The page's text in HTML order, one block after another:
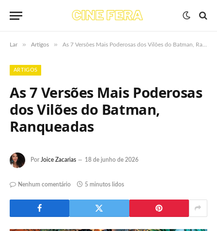
Lar » Artigos » As 7 Versões Mais Poderosas dos Vilões do Batman, Ranqueadas
ARTIGOS
As 7 Versões Mais Poderosas
dos Vilões do Batman,
Ranqueadas
Por Joice Zacarias 18 de junho de 2026
Nenhum comentário 5 minutos lidos